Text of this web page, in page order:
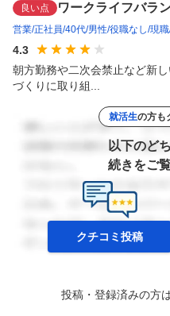
良い点 ワークライフバラ
営業 正社員 40代 男性 役職なし 現職
4.3
朝方勤務や二次会禁止など新
づくりに取り組...
就活生の方も
以下のど
続きをご
クチコミ投稿
投稿・登録済みの方